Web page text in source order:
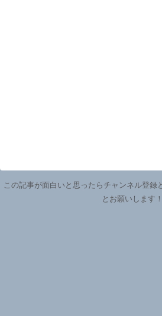
この記事が面白いと思ったらチャンネル登録
とお願いします！